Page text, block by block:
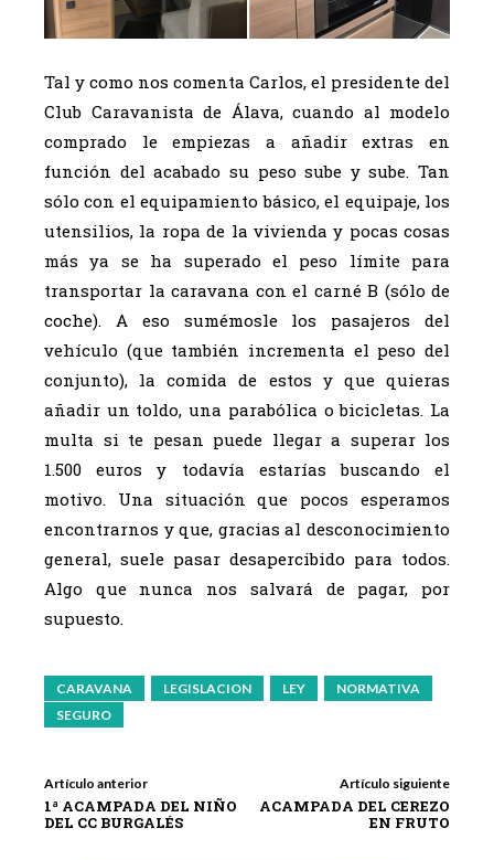
Tal y como nos comenta Carlos, el presidente del
Club Caravanista de Álava, cuando al modelo
comprado le empiezas a añadir extras en
función del acabado su peso sube y sube. Tan
sólo con el equipamiento básico, el equipaje, los
utensilios, la ropa de la vivienda y pocas cosas
más ya se ha superado el peso límite para
transportar la caravana con el carné B (sólo de
coche). A eso sumémosle los pasajeros del
vehículo (que también incrementa el peso del
conjunto), la comida de estos y que quieras
añadir un toldo, una parabólica o bicicletas. La
multa si te pesan puede llegar a superar los
1.500 euros y todavía estarías buscando el
motivo. Una situación que pocos esperamos
encontrarnos y que, gracias al desconocimiento
general, suele pasar desapercibido para todos.
Algo que nunca nos salvará de pagar, por
supuesto.
CARAVANA LEGISLACION LEY
NORMATIVA
SEGURO
Artículo anterior
1ª ACAMPADA DEL NIÑO
DEL CC BURGALÉS
Artículo siguiente
ACAMPADA DEL CEREZO
EN FRUTO